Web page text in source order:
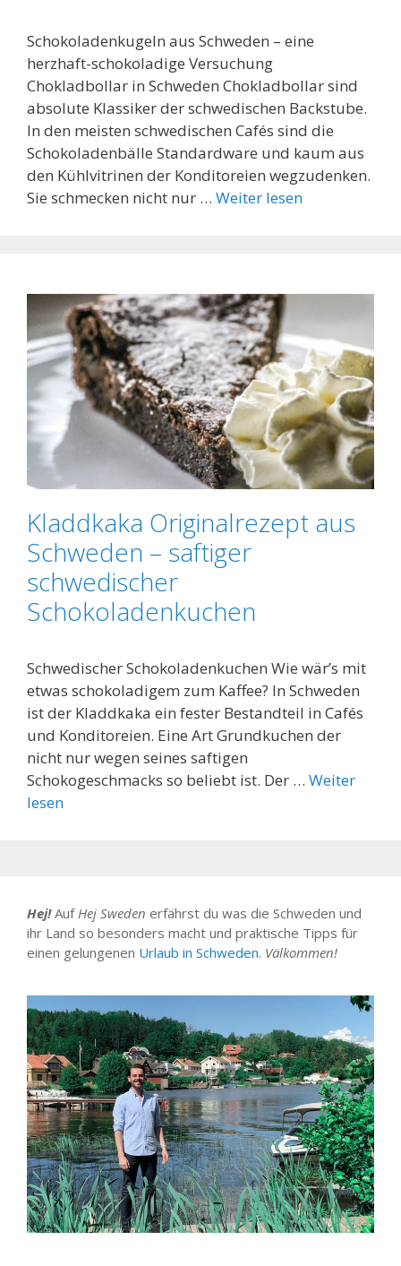
Schokoladenkugeln aus Schweden – eine
herzhaft-schokoladige Versuchung
Chokladbollar in Schweden Chokladbollar sind
absolute Klassiker der schwedischen Backstube.
In den meisten schwedischen Cafés sind die
Schokoladenbälle Standardware und kaum aus
den Kühlvitrinen der Konditoreien wegzudenken.
Sie schmecken nicht nur … Weiter lesen
Kladdkaka Originalrezept aus
Schweden – saftiger
schwedischer
Schokoladenkuchen
Schwedischer Schokoladenkuchen Wie wär’s mit
etwas schokoladigem zum Kaffee? In Schweden
ist der Kladdkaka ein fester Bestandteil in Cafés
und Konditoreien. Eine Art Grundkuchen der
nicht nur wegen seines saftigen
Schokogeschmacks so beliebt ist. Der … Weiter
lesen
Hej!Auf Hej Sweden erfährst du was die Schweden und
ihr Land so besonders macht und praktische Tipps für
einen gelungenen Urlaub in Schweden. Välkommen!